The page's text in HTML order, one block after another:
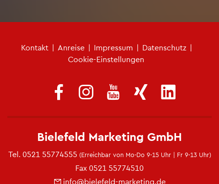
Kon­takt | An­rei­se | Im­pres­sum | Da­ten­schutz |
Coo­kie-Ein­stel­lun­gen
Bie­le­feld Mar­ke­ting GmbH
Tel. 0521 55774555 (Er­reich­bar von Mo-Do 9-15 Uhr | Fr 9-13 Uhr)
Fax 0521 55774510
info@​bielefeld-​marketing.​de